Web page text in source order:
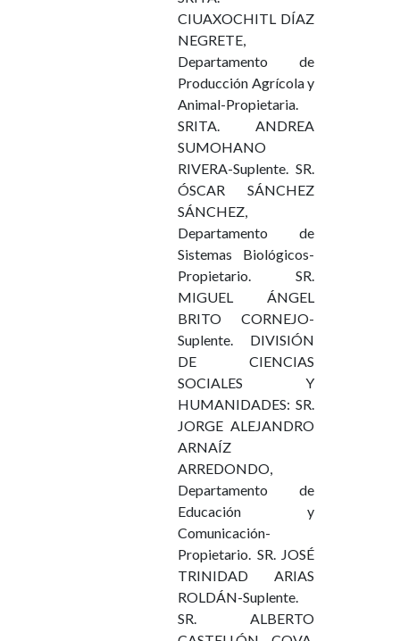
CIUAXOCHITL DÍAZ
NEGRETE,
Departamento de
Producción Agrícola y
Animal-Propietaria.
SRITA. ANDREA
SUMOHANO
RIVERA-Suplente. SR.
ÓSCAR SÁNCHEZ
SÁNCHEZ,
Departamento de
Sistemas Biológicos-
Propietario. SR.
MIGUEL ÁNGEL
BRITO CORNEJO-
Suplente. DIVISIÓN
DE CIENCIAS
SOCIALES Y
HUMANIDADES: SR.
JORGE ALEJANDRO
ARNAÍZ
ARREDONDO,
Departamento de
Educación y
Comunicación-
Propietario. SR. JOSÉ
TRINIDAD ARIAS
ROLDÁN-Suplente.
SR. ALBERTO